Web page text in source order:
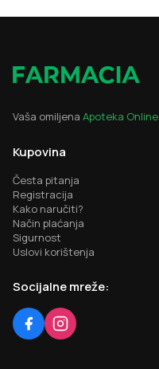
Vaša omiljena Apoteka Online
Kupovina
Česta pitanja
Registracija
Kako naručiti?
Način plaćanja
Sigurnost
Uslovi korištenja
Socijalne mreže: